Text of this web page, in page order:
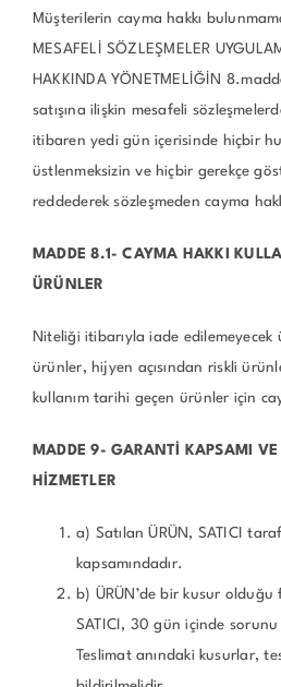
Müşterilerin cayma hakkı
MESAFELİ SÖZLEŞMELER
HAKKINDA YÖNETMELİĞİN
satışına ilişkin mesafeli
itibaren yedi gün içerisinde hiçbir
üstlenmeksizin ve hiçbir gerekçe
reddederek sözleşmeden cayma
MADDE 8.1- CAYMA HAKKI
ÜRÜNLER
Niteliği itibarıyla iade edilemeyecek
ürünler, hijyen açısından riskli
kullanım tarihi geçen ürünler için
MADDE 9- GARANTİ KAPSAMI VE
HİZMETLER
a) Satılan ÜRÜN, SATICI
kapsamındadır.
b) ÜRÜN’de bir kusur
SATICI, 30 gün içinde
Teslimat anındaki kusurlar,